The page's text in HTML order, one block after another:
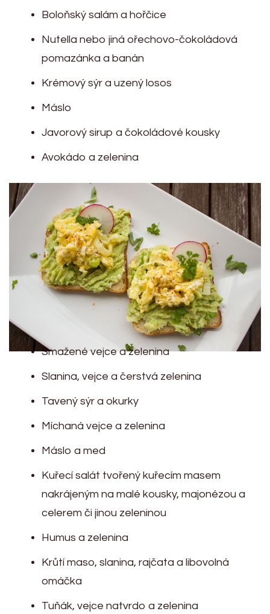
Boloňský salám a hořčice
Nutella nebo jiná ořechovo-čokoládová
pomazánka a banán
Krémový sýr a uzený losos
Máslo
Javorový sirup a čokoládové kousky
Avokádo a zelenina
Smažené vejce a zelenina
Slanina, vejce a čerstvá zelenina
Tavený sýr a okurky
Míchaná vejce a zelenina
Máslo a med
Kuřecí salát tvořený kuřecím masem
nakrájeným na malé kousky, majonézou a
celerem či jinou zeleninou
Humus a zelenina
Krůtí maso, slanina, rajčata a libovolná
omáčka
Tuňák, vejce natvrdo a zelenina